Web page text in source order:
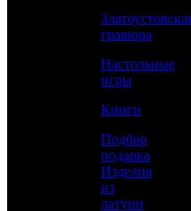
Длина клинка
Ширина клинка
гравюра
Настольные
игры
Книги
Подбор
подарка
Изделия
из
латуни